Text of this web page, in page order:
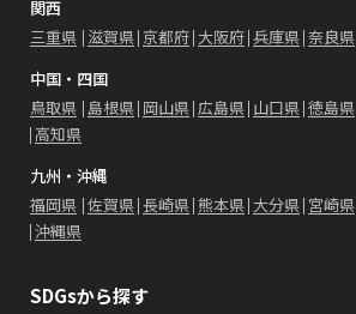
関西
三重県 滋賀県 京都府 大阪府 兵庫県 奈良県
中国・四国
鳥取県 島根県 岡山県 広島県 山口県 徳島県
高知県
九州・沖縄
福岡県 佐賀県 長崎県 熊本県 大分県 宮崎県
沖縄県
SDGsから探す